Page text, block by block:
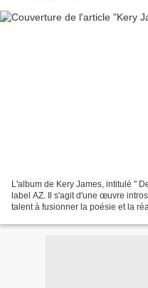
L'album de Kery James, intitulé "
label AZ. Il s'agit d'une œuvre
talent à fusionner la poésie et la